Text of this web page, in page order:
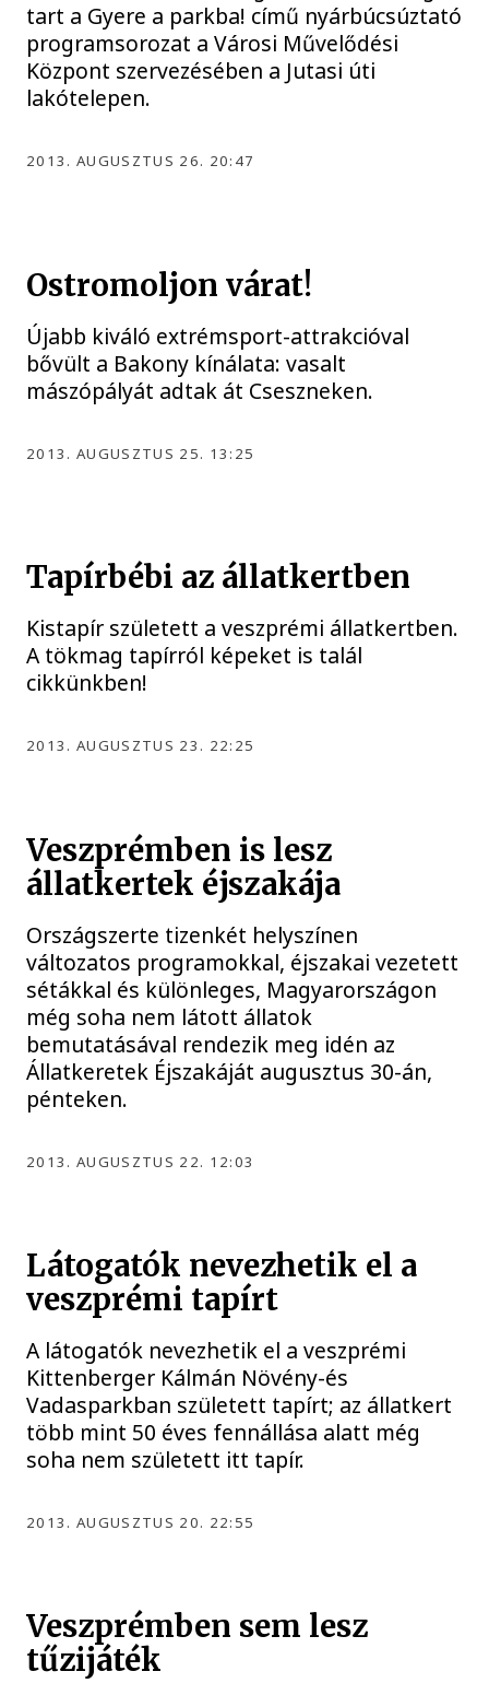
tart a Gyere a parkba! című nyárbúcsúztató
programsorozat a Városi Művelődési
Központ szervezésében a Jutasi úti
lakótelepen.
2013. AUGUSZTUS 26. 20:47
Ostromoljon várat!
Újabb kiváló extrémsport-attrakcióval
bővült a Bakony kínálata: vasalt
mászópályát adtak át Cseszneken.
2013. AUGUSZTUS 25. 13:25
Tapírbébi az állatkertben
Kistapír született a veszprémi állatkertben.
A tökmag tapírról képeket is talál
cikkünkben!
2013. AUGUSZTUS 23. 22:25
Veszprémben is lesz
állatkertek éjszakája
Országszerte tizenkét helyszínen
változatos programokkal, éjszakai vezetett
sétákkal és különleges, Magyarországon
még soha nem látott állatok
bemutatásával rendezik meg idén az
Állatkeretek Éjszakáját augusztus 30-án,
pénteken.
2013. AUGUSZTUS 22. 12:03
Látogatók nevezhetik el a
veszprémi tapírt
A látogatók nevezhetik el a veszprémi
Kittenberger Kálmán Növény-és
Vadasparkban született tapírt; az állatkert
több mint 50 éves fennállása alatt még
soha nem született itt tapír.
2013. AUGUSZTUS 20. 22:55
Veszprémben sem lesz
tűzijáték